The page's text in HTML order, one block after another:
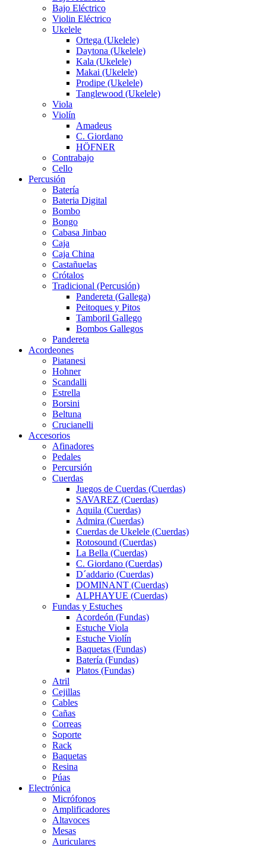
Bajo Eléctrico
Violin Eléctrico
Ukelele
Ortega (Ukelele)
Daytona (Ukelele)
Kala (Ukelele)
Makai (Ukelele)
Prodipe (Ukelele)
Tanglewood (Ukelele)
Viola
Violín
Amadeus
C. Giordano
HÖFNER
Contrabajo
Cello
Percusión
Batería
Bateria Digital
Bombo
Bongo
Cabasa Jinbao
Caja
Caja China
Castañuelas
Crótalos
Tradicional (Percusión)
Pandereta (Gallega)
Peitoques y Pitos
Tamboril Gallego
Bombos Gallegos
Pandereta
Acordeones
Piatanesi
Hohner
Scandalli
Estrella
Borsini
Beltuna
Crucianelli
Accesorios
Afinadores
Pedales
Percursión
Cuerdas
Juegos de Cuerdas (Cuerdas)
SAVAREZ (Cuerdas)
Aquila (Cuerdas)
Admira (Cuerdas)
Cuerdas de Ukelele (Cuerdas)
Rotosound (Cuerdas)
La Bella (Cuerdas)
C. Giordano (Cuerdas)
D´addario (Cuerdas)
DOMINANT (Cuerdas)
ALPHAYUE (Cuerdas)
Fundas y Estuches
Acordeón (Fundas)
Estuche Viola
Estuche Violín
Baquetas (Fundas)
Batería (Fundas)
Platos (Fundas)
Atril
Cejillas
Cables
Cañas
Correas
Soporte
Rack
Baquetas
Resina
Púas
Electrónica
Micrófonos
Amplificadores
Altavoces
Mesas
Auriculares